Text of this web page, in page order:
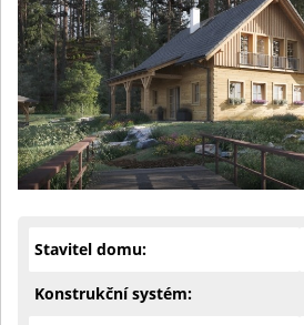
Stavitel domu:
Konstrukční systém: